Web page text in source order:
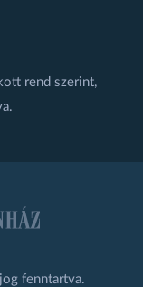
rend szerint,
fenntartva.